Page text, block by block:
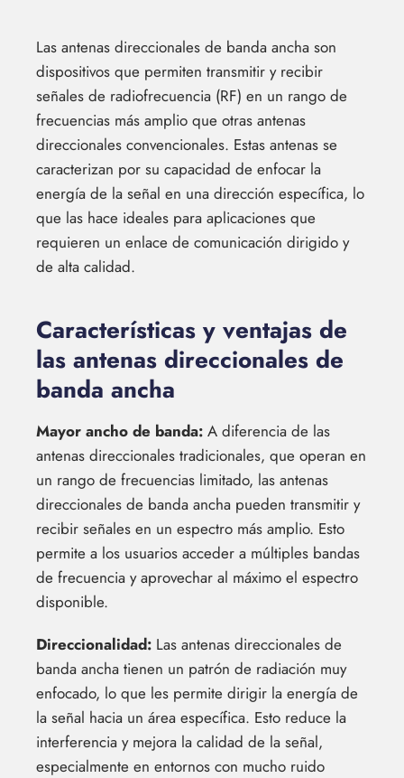
Las antenas direccionales de banda ancha son
dispositivos que permiten transmitir y recibir
señales de radiofrecuencia (RF) en un rango de
frecuencias más amplio que otras antenas
direccionales convencionales. Estas antenas se
caracterizan por su capacidad de enfocar la
energía de la señal en una dirección específica, lo
que las hace ideales para aplicaciones que
requieren un enlace de comunicación dirigido y
de alta calidad.
Características y ventajas de
las antenas direccionales de
banda ancha
Mayor ancho de banda: A diferencia de las
antenas direccionales tradicionales, que operan en
un rango de frecuencias limitado, las antenas
direccionales de banda ancha pueden transmitir y
recibir señales en un espectro más amplio. Esto
permite a los usuarios acceder a múltiples bandas
de frecuencia y aprovechar al máximo el espectro
disponible.
Direccionalidad: Las antenas direccionales de
banda ancha tienen un patrón de radiación muy
enfocado, lo que les permite dirigir la energía de
la señal hacia un área específica. Esto reduce la
interferencia y mejora la calidad de la señal,
especialmente en entornos con mucho ruido